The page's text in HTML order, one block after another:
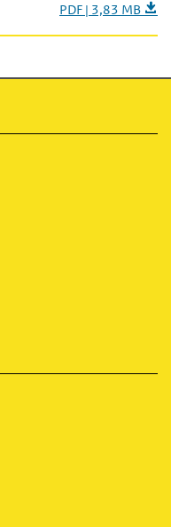
PDF | 3,83 MB